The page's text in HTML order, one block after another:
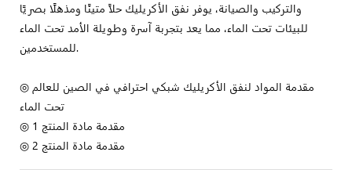
والتركيب والصيانة، يوفر نفق الأكريليك حلاً متينًا ومذهلًا بصريًا
للبيئات تحت الماء، مما يعد بتجربة آسرة وطويلة الأمد تحت الماء
للمستخدمين.
◎ مقدمة المواد لنفق الأكريليك شبكي احترافي في الصين للعالم
◎ مقدمة مادة المنتج 1
◎ مقدمة مادة المنتج 2